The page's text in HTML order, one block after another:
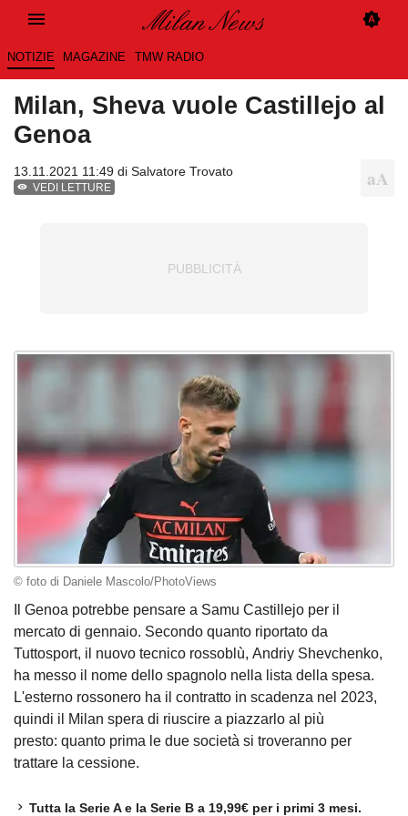
NOTIZIE MAGAZINE TMW RADIO
Milan, Sheva vuole Castillejo al
Genoa
13.11.2021 11:49 di Salvatore Trovato
VEDI LETTURE
© foto di Daniele Mascolo/PhotoViews
Il Genoa potrebbe pensare a Samu Castillejo per il
mercato di gennaio. Secondo quanto riportato da
Tuttosport, il nuovo tecnico rossoblù, Andriy Shevchenko,
ha messo il nome dello spagnolo nella lista della spesa.
L'esterno rossonero ha il contratto in scadenza nel 2023,
quindi il Milan spera di riuscire a piazzarlo al più
presto: quanto prima le due società si troveranno per
trattare la cessione.
Tutta la Serie A e la Serie B a 19,99€ per i primi 3 mesi.